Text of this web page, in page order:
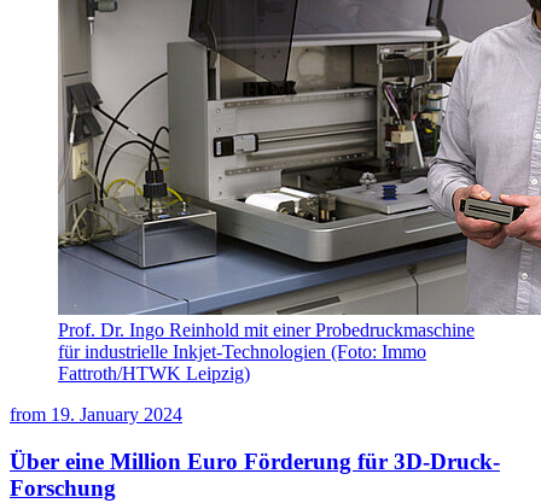
Prof. Dr. Ingo Reinhold mit einer Probedruckmaschine
für industrielle Inkjet-Technologien (Foto: Immo
Fattroth/HTWK Leipzig)
from 19. January 2024
Über eine Million Euro Förderung für 3D-Druck-
Forschung